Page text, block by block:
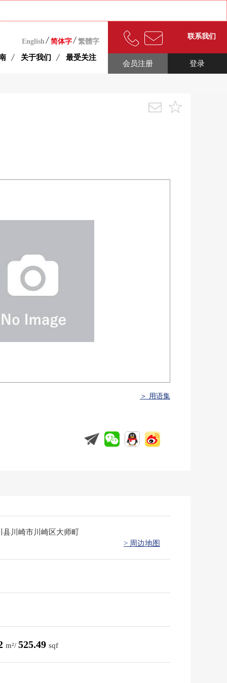
English 简体字 繁體字
关于我们 最受关注
联系我们
登录
会员注册
＞ 用语集
县川崎市川崎区大师町
> 周边地图
m²/ 525.49 sqf